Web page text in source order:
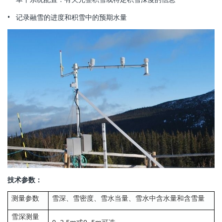
• 记录融雪的进度和积雪中的预期水量
技术参数：
测量参数
雪深、雪密度、雪水当量、雪水中含水量和含雪量
雪深测量